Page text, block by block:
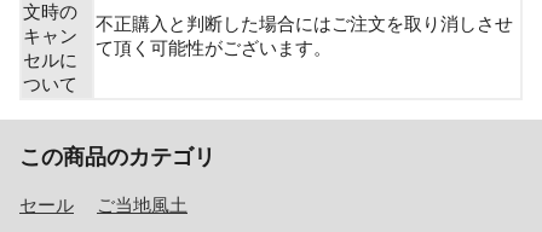
文時の
キャン
セルに
ついて
不正購入と判断した場合にはご注文を取り消しさせ
て頂く可能性がございます。
この商品のカテゴリ
セール ご当地風土